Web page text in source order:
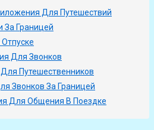
Для Путешествий
За Границей
Для Звонков
Путешественников
Звонков За Границей
Для Общения В Поездке